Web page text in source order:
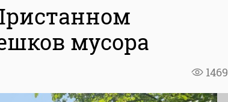
мусора
1469